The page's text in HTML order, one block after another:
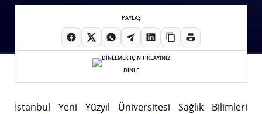
PAYLAŞ
DİNLE
İstanbul Yeni Yüzyıl Üniversitesi Sağlık Bilimleri